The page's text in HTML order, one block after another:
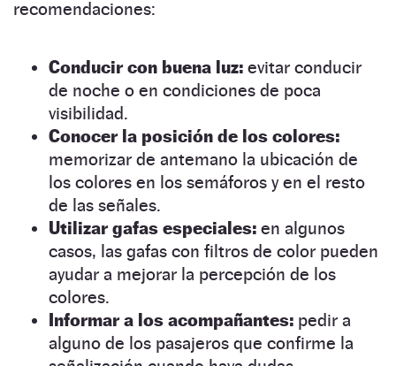
recomendaciones:
Conducir con buena luz: evitar conducir
de noche o en condiciones de poca
visibilidad.
Conocer la posición de los colores:
memorizar de antemano la ubicación de
los colores en los semáforos y en el resto
de las señales.
Utilizar gafas especiales: en algunos
casos, las gafas con filtros de color pueden
ayudar a mejorar la percepción de los
colores.
Informar a los acompañantes: pedir a
alguno de los pasajeros que confirme la